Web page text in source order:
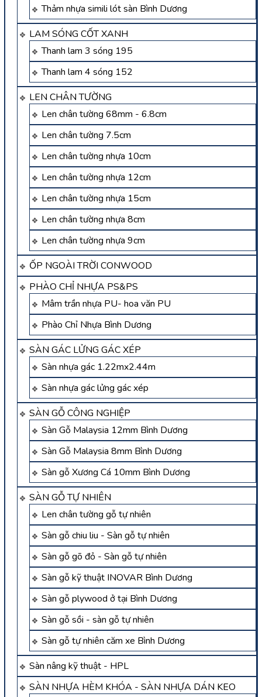
Thảm nhựa simili lót sàn Bình Dương
LAM SÓNG CỐT XANH
Thanh lam 3 sóng 195
Thanh lam 4 sóng 152
LEN CHÂN TƯỜNG
Len chân tường 68mm - 6.8cm
Len chân tường 7.5cm
Len chân tường nhựa 10cm
Len chân tường nhựa 12cm
Len chân tường nhựa 15cm
Len chân tường nhựa 8cm
Len chân tường nhựa 9cm
ỐP NGOÀI TRỜI CONWOOD
PHÀO CHỈ NHỰA PS&PS
Mâm trần nhựa PU- hoa văn PU
Phào Chỉ Nhựa Bình Dương
SÀN GÁC LỬNG GÁC XÉP
Sàn nhựa gác 1.22mx2.44m
Sàn nhựa gác lửng gác xép
SÀN GỖ CÔNG NGHIỆP
Sàn Gỗ Malaysia 12mm Bình Dương
Sàn Gỗ Malaysia 8mm Bình Dương
Sàn gỗ Xương Cá 10mm Bình Dương
SÀN GỖ TỰ NHIÊN
Len chân tường gỗ tự nhiên
Sàn gỗ chiu liu - Sàn gỗ tự nhiên
Sàn gỗ gõ đỏ - Sàn gỗ tự nhiên
Sàn gỗ kỹ thuật INOVAR Bình Dương
Sàn gỗ plywood ở tại Bình Dương
Sàn gỗ sồi - sàn gỗ tự nhiên
Sàn gỗ tự nhiên căm xe Bình Dương
Sàn nâng kỹ thuật - HPL
SÀN NHỰA HÈM KHÓA - SÀN NHỰA DÁN KEO